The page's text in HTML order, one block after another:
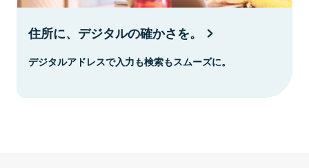
住所に、デジタルの確かさを。
デジタルアドレスで入力も検索もスムーズに。